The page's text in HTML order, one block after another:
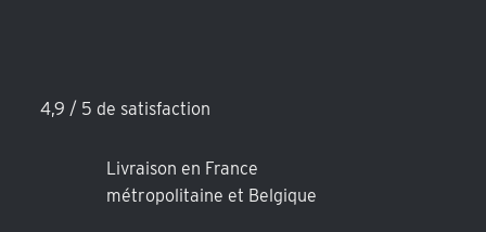
4,9 / 5 de satisfaction
Livraison en France
métropolitaine et Belgique